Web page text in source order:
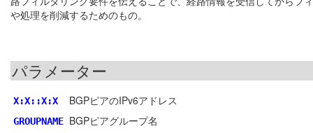
や処理を削減するためのもの。
パラメーター
X:X::X:X BGPピアのIPv6アドレス
GROUPNAME BGPピアグループ名